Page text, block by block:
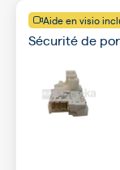
Aide en visio
Sécurité de